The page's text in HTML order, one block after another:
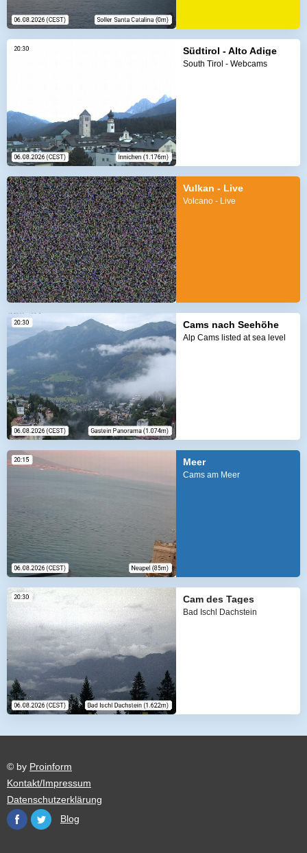
Südtirol - Alto Adige
South Tirol - Webcams
Vulkan - Live
Volcano - Live
Cams nach Seehöhe
Alp Cams listed at sea level
Meer
Cams am Meer
Cam des Tages
Bad Ischl Dachstein
© by Proinform
Kontakt/Impressum
Datenschutzerklärung
Blog